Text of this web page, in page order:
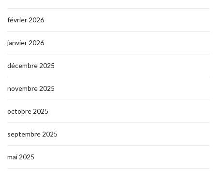
février 2026
janvier 2026
décembre 2025
novembre 2025
octobre 2025
septembre 2025
mai 2025